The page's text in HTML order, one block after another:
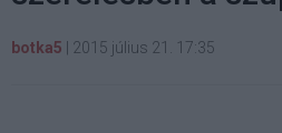
botka5 2015 július 21. 17:35